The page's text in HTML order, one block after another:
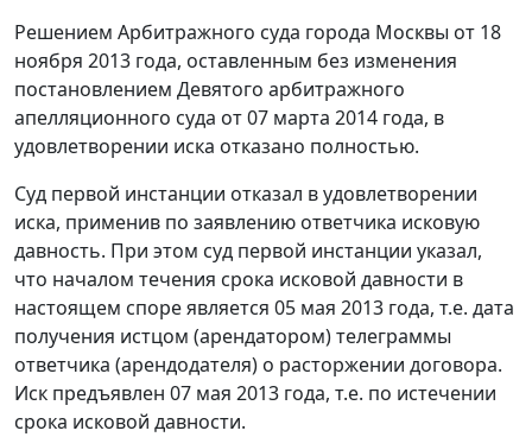
Решением Арбитражного суда города Москвы от 18
ноября 2013 года, оставленным без изменения
постановлением Девятого арбитражного
апелляционного суда от 07 марта 2014 года, в
удовлетворении иска отказано полностью.
Суд первой инстанции отказал в удовлетворении
иска, применив по заявлению ответчика исковую
давность. При этом суд первой инстанции указал,
что началом течения срока исковой давности в
настоящем споре является 05 мая 2013 года, т.е. дата
получения истцом (арендатором) телеграммы
ответчика (арендодателя) о расторжении договора.
Иск предъявлен 07 мая 2013 года, т.е. по истечении
срока исковой давности.